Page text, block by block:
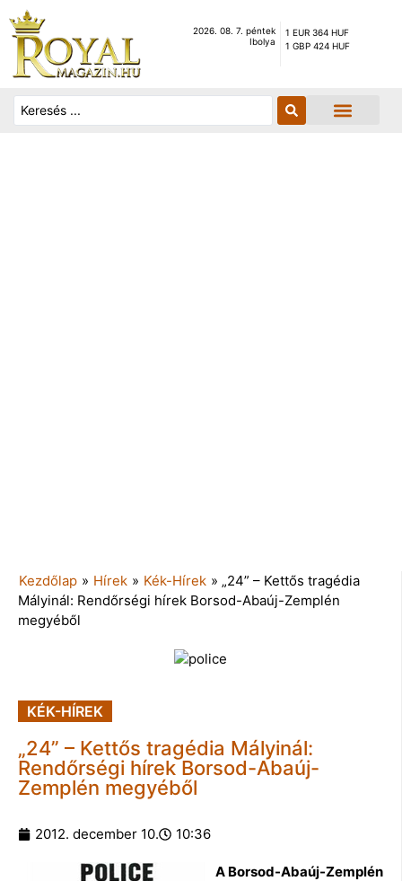
2026. 08. 7. péntek
Ibolya
1 EUR 364 HUF
1 GBP 424 HUF
Kezdőlap » Hírek » Kék-Hírek » „24” – Kettős tragédia
Mályinál: Rendőrségi hírek Borsod-Abaúj-Zemplén
megyéből
KÉK-HÍREK
„24” – Kettős tragédia Mályinál:
Rendőrségi hírek Borsod-Abaúj-
Zemplén megyéből
2012. december 10. 10:36
A Borsod-Abaúj-Zemplén